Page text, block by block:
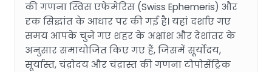
की गणना स्विस एफेमेरिस (Swiss Ephemeris) और
दृक सिद्धांत के आधार पर की गई है। यहां दर्शाए गए
समय आपके चुने गए शहर के अक्षांश और देशांतर के
अनुसार समायोजित किए गए हैं, जिसमें सूर्योदय,
सूर्यास्त, चंद्रोदय और चंद्रास्त की गणना टोपोसेंट्रिक